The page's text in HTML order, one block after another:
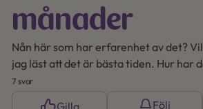
månader
Nån här som har erfarenhet av det?
jag läst att det är bästa tiden. Hur har
7 svar
Gilla Följ